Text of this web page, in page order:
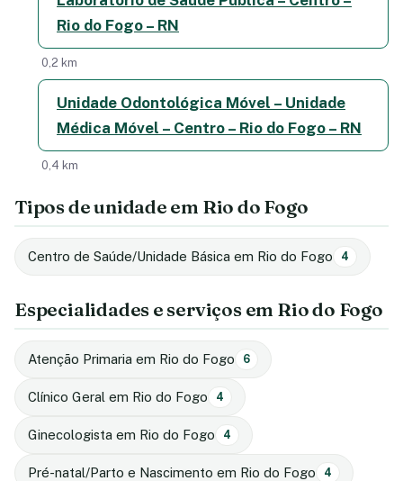
Rio do Fogo – RN
0,2 km
Unidade Odontológica Móvel – Unidade
Médica Móvel – Centro – Rio do Fogo – RN
0,4 km
Tipos de unidade em Rio do Fogo
Centro de Saúde/Unidade Básica em Rio do Fogo 4
Especialidades e serviços em Rio do Fogo
Atenção Primaria em Rio do Fogo 6
Clínico Geral em Rio do Fogo 4
Ginecologista em Rio do Fogo 4
Pré-natal/Parto e Nascimento em Rio do Fogo 4